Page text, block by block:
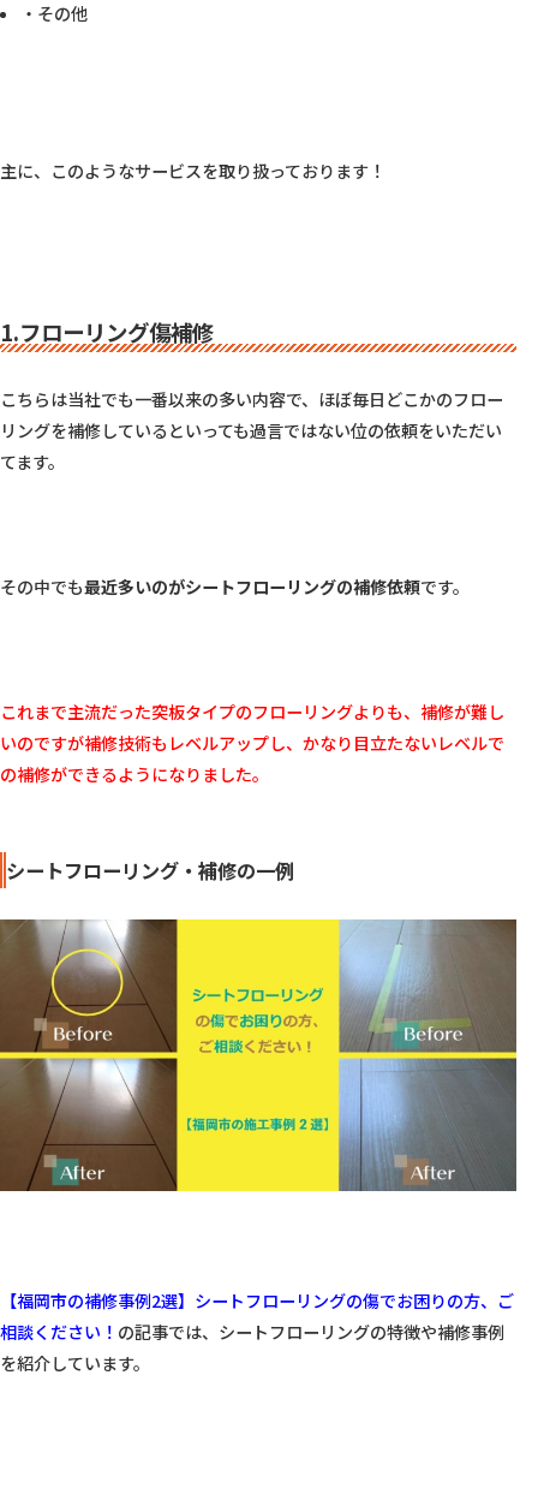
・その他
主に、このようなサービスを取り扱っております！
1.フローリング傷補修
こちらは当社でも一番以来の多い内容で、ほぼ毎日どこかのフロー
リングを補修しているといっても過言ではない位の依頼をいただい
てます。
その中でも最近多いのがシートフローリングの補修依頼です。
これまで主流だった突板タイプのフローリングよりも、補修が難し
いのですが補修技術もレベルアップし、かなり目立たないレベルで
の補修ができるようになりました。
シートフローリング・補修の一例
【福岡市の補修事例2選】シートフローリングの傷でお困りの方、ご
相談ください！ の記事では、シートフローリングの特徴や補修事例
を紹介しています。